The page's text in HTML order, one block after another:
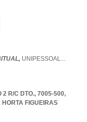
UNIPESSOAL...
2 R/C DTO., 7005-500,
FIGUEIRAS